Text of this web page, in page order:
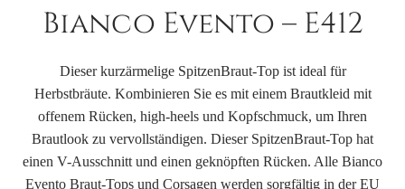
Bianco Evento – E412
Dieser kurzärmelige SpitzenBraut-Top ist ideal für
Herbstbräute. Kombinieren Sie es mit einem Brautkleid mit
offenem Rücken, high-heels und Kopfschmuck, um Ihren
Brautlook zu vervollständigen. Dieser SpitzenBraut-Top hat
einen V-Ausschnitt und einen geknöpften Rücken. Alle Bianco
Evento Braut-Tops und Corsagen werden sorgfältig in der EU